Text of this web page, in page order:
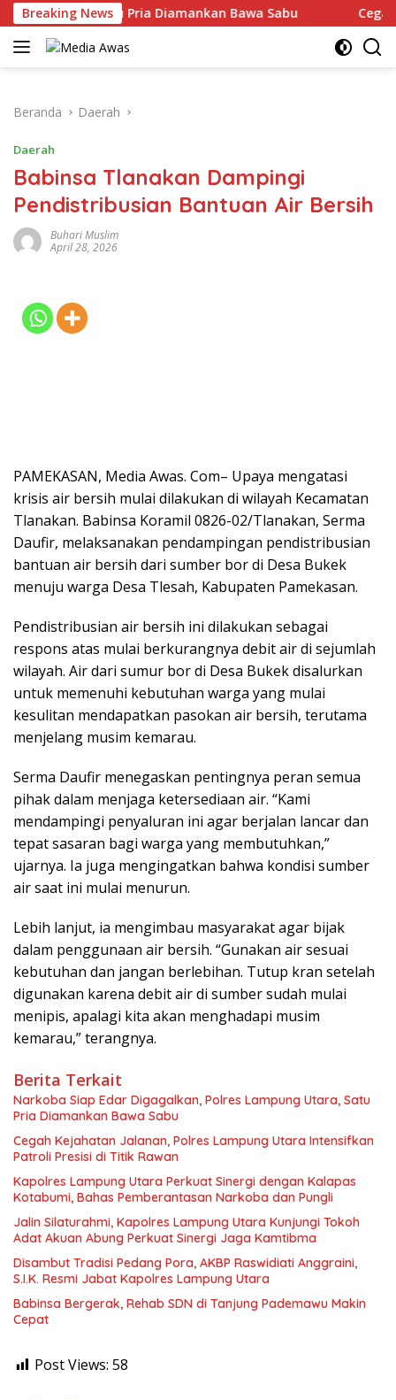
Langsung
ke
konten
Breaking News
Utara, Satu Pria Diamankan Bawa Sabu Cegah
Beranda Daerah
Daerah
Babinsa Tlanakan Dampingi
Pendistribusian Bantuan Air Bersih
Buhari Muslim
April 28, 2026
PAMEKASAN, Media Awas. Com– Upaya mengatasi
krisis air bersih mulai dilakukan di wilayah Kecamatan
Tlanakan. Babinsa Koramil 0826-02/Tlanakan, Serma
Daufir, melaksanakan pendampingan pendistribusian
bantuan air bersih dari sumber bor di Desa Bukek
menuju warga Desa Tlesah, Kabupaten Pamekasan.
Pendistribusian air bersih ini dilakukan sebagai
respons atas mulai berkurangnya debit air di sejumlah
wilayah. Air dari sumur bor di Desa Bukek disalurkan
untuk memenuhi kebutuhan warga yang mulai
kesulitan mendapatkan pasokan air bersih, terutama
menjelang musim kemarau.
Serma Daufir menegaskan pentingnya peran semua
pihak dalam menjaga ketersediaan air. “Kami
mendampingi penyaluran ini agar berjalan lancar dan
tepat sasaran bagi warga yang membutuhkan,”
ujarnya. Ia juga mengingatkan bahwa kondisi sumber
air saat ini mulai menurun.
Lebih lanjut, ia mengimbau masyarakat agar bijak
dalam penggunaan air bersih. “Gunakan air sesuai
kebutuhan dan jangan berlebihan. Tutup kran setelah
digunakan karena debit air di sumber sudah mulai
menipis, apalagi kita akan menghadapi musim
kemarau,” terangnya.
Berita Terkait
Narkoba Siap Edar Digagalkan, Polres Lampung Utara, Satu
Pria Diamankan Bawa Sabu
Cegah Kejahatan Jalanan, Polres Lampung Utara Intensifkan
Patroli Presisi di Titik Rawan
Kapolres Lampung Utara Perkuat Sinergi dengan Kalapas
Kotabumi, Bahas Pemberantasan Narkoba dan Pungli
Jalin Silaturahmi, Kapolres Lampung Utara Kunjungi Tokoh
Adat Akuan Abung Perkuat Sinergi Jaga Kamtibma
Disambut Tradisi Pedang Pora, AKBP Raswidiati Anggraini,
S.I.K. Resmi Jabat Kapolres Lampung Utara
Babinsa Bergerak, Rehab SDN di Tanjung Pademawu Makin
Cepat
Post Views: 58